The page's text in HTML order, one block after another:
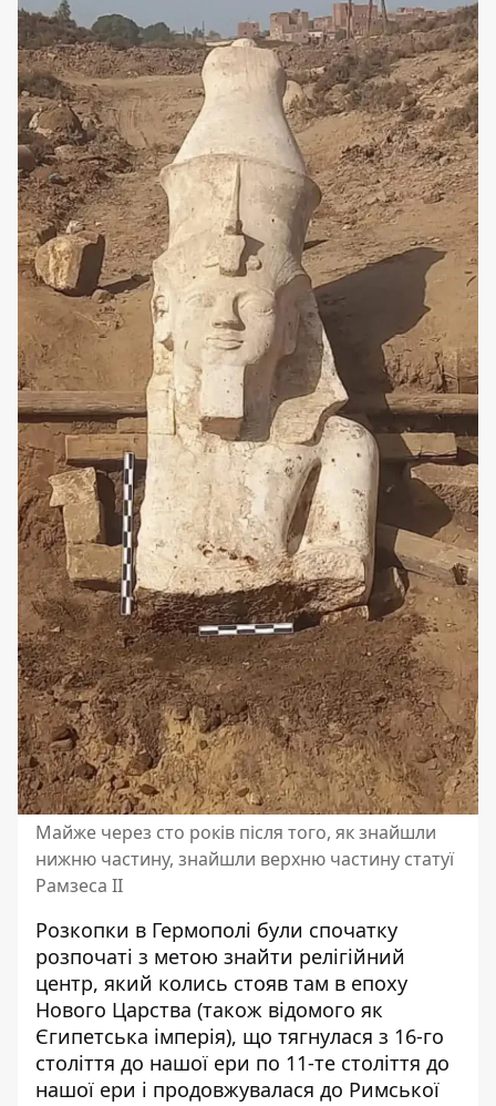
Майже через сто років після того, як знайшли
нижню частину, знайшли верхню частину статуї
Рамзеса II
Розкопки в Гермополі були спочатку
розпочаті з метою знайти релігійний
центр, який колись стояв там в епоху
Нового Царства (також відомого як
Єгипетська імперія), що тягнулася з 16-го
століття до нашої ери по 11-те століття до
нашої ери і продовжувалася до Римської